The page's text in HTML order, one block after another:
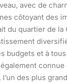
avec de
côtoyant des
du quartier de la
budgets et à
connue
des plus